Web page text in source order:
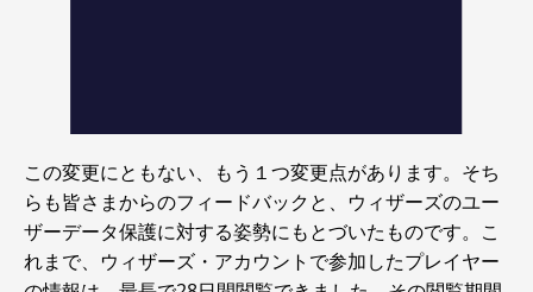
この変更にともない、もう１つ変更点があります。そち
らも皆さまからのフィードバックと、ウィザーズのユー
ザーデータ保護に対する姿勢にもとづいたものです。こ
れまで、ウィザーズ・アカウントで参加したプレイヤー